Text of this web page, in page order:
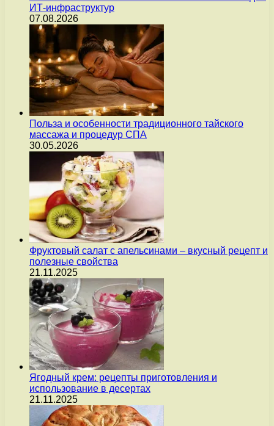
ИТ-инфраструктур
07.08.2026
Польза и особенности традиционного тайского
массажа и процедур СПА
30.05.2026
Фруктовый салат с апельсинами – вкусный рецепт и
полезные свойства
21.11.2025
Ягодный крем: рецепты приготовления и
использование в десертах
21.11.2025